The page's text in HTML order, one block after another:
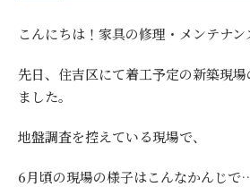
こんにちは！家具の修理・メンテナン
先日、住吉区にて着工予定の新築現
ました。
地盤調査を控えている現場で、
6月頃の現場の様子はこんなかんじで